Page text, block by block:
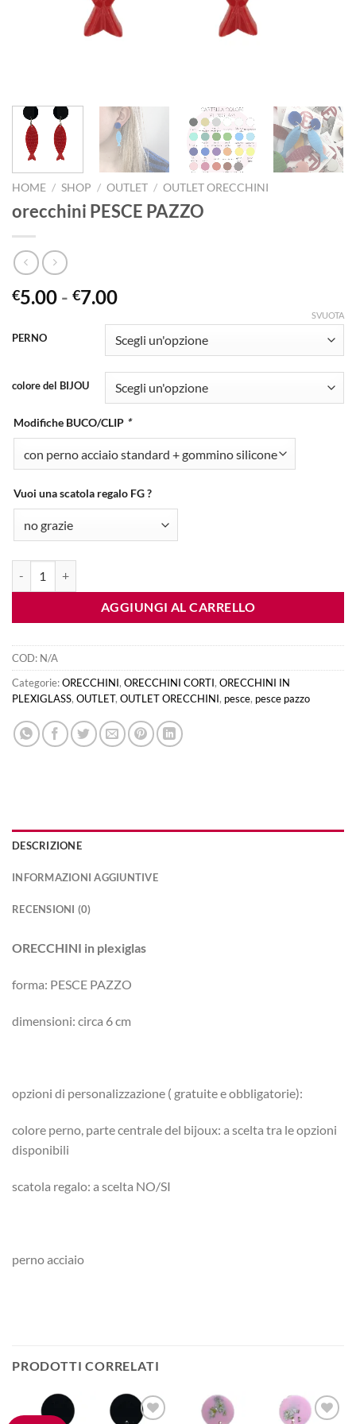
HOME / SHOP / OUTLET / OUTLET ORECCHINI
orecchini PESCE PAZZO
€5.00 - €7.00Fascia
prezzo:
da
€5.00
a
€7.00
PERNO
colore del BIJOU
SVUOTA
Modifiche BUCO/CLIP *
Vuoi una scatola regalo FG ?
AGGIUNGI AL CARRELLO
COD: N/A
Categorie:ORECCHINI, ORECCHINI CORTI, ORECCHINI IN
PLEXIGLASS, OUTLET, OUTLET ORECCHINI, pesce, pesce pazzo
DESCRIZIONE
INFORMAZIONI AGGIUNTIVE
RECENSIONI (0)
ORECCHINI in plexiglas
forma: PESCE PAZZO
dimensioni: circa 6 cm
opzioni di personalizzazione ( gratuite e obbligatorie):
colore perno, parte centrale del bijoux: a scelta tra le opzioni
disponibili
scatola regalo: a scelta NO/SI
perno acciaio
PRODOTTI CORRELATI